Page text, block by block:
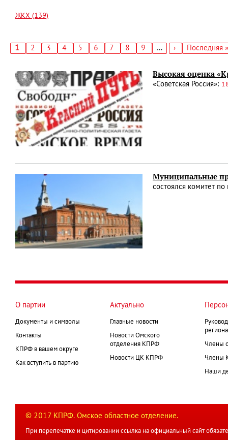
ЖКХ (139)
Текущая
1 Страница
2 Страница
3 Страница
4 Страница
5 Страница
6 Страница
7 Страница
8 Страница
9 …
Следующая
›
Последняя
Последняя »
Высокая оценка
«Советская Россия»:
Муниципальные
состоялся комитет
О партии
Документы и символы
Контакты
КПРФ в вашем округе
Как вступить в партию
Актуально
Главные новости
Новости Омского
отделения КПРФ
Новости ЦК КПРФ
Члены
Члены
Наши
© 2017 КПРФ. Омское областное отделение.
При перепечатке и цитировании ссылка на официальный сайт